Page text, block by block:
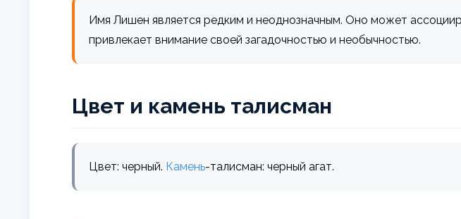
Имя Лишен является редким и неоднозначным. Оно может
привлекает внимание своей загадочностью и необычностью.
Цвет и камень талисман
Цвет: черный. Камень-талисман: черный агат.